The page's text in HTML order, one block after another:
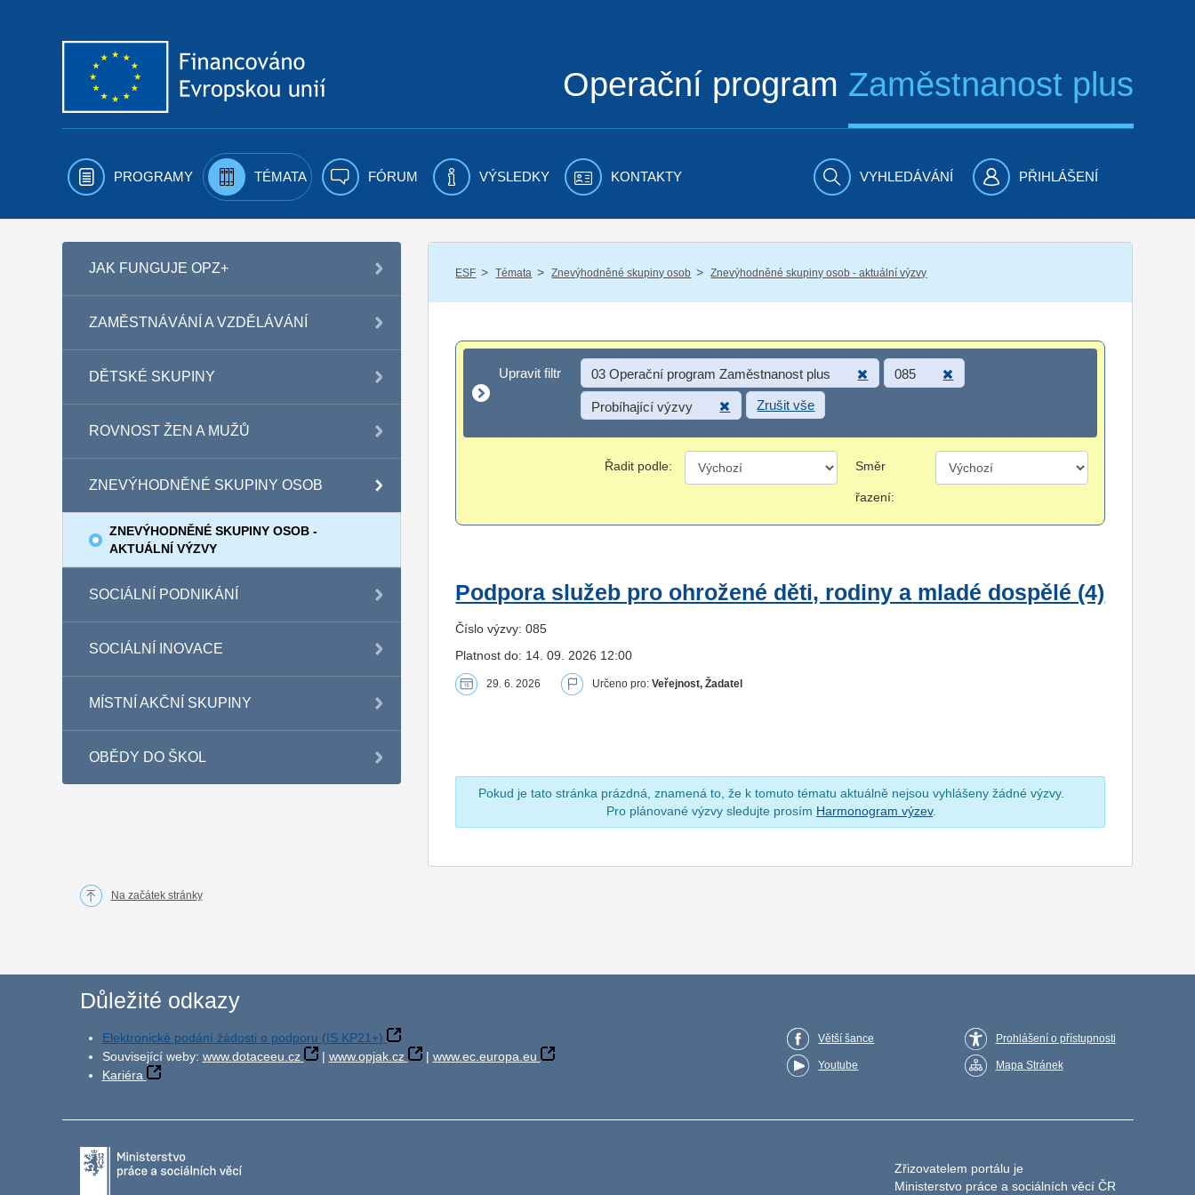
Operační program Zaměstnanost plus
PROGRAMY TÉMATA FÓRUM VÝSLEDKY KONTAKTY VYHLEDÁVÁNÍ PŘIHLÁŠENÍ
JAK FUNGUJE OPZ+
ZAMĚSTNÁVÁNÍ A VZDĚLÁVÁNÍ
DĚTSKÉ SKUPINY
ROVNOST ŽEN A MUŽŮ
ZNEVÝHODNĚNÉ SKUPINY OSOB
ZNEVÝHODNĚNÉ SKUPINY OSOB -
AKTUÁLNÍ VÝZVY
SOCIÁLNÍ PODNIKÁNÍ
SOCIÁLNÍ INOVACE
MÍSTNÍ AKČNÍ SKUPINY
OBĚDY DO ŠKOL
ESF / Témata / Znevýhodněné skupiny osob / Znevýhodněné skupiny osob - aktuální výzvy
Upravit filtr
Upravit filtr 03 Operační program Zaměstnanost plus 085
Probíhající výzvy Zrušit vše
Řadit podle: Směr
řazení:
Podpora služeb pro ohrožené děti, rodiny a mladé dospělé (4)
Číslo výzvy: 085
Platnost do: 14. 09. 2026 12:00
29. 6. 2026 Určeno pro:Veřejnost, Žadatel
Pokud je tato stránka prázdná, znamená to, že k tomuto tématu aktuálně nejsou vyhlášeny žádné výzvy.
Pro plánované výzvy sledujte prosím Harmonogram výzev.
Na začátek stránky
Důležité odkazy
Elektronické podání žádosti o podporu (IS KP21+)
Související weby: www.dotaceeu.cz | www.opjak.cz | www.ec.europa.eu
Kariéra
Větší šance
Youtube
Prohlášení o přístupnosti
Mapa Stránek
Zřizovatelem portálu je
Ministerstvo práce a sociálních věcí ČR